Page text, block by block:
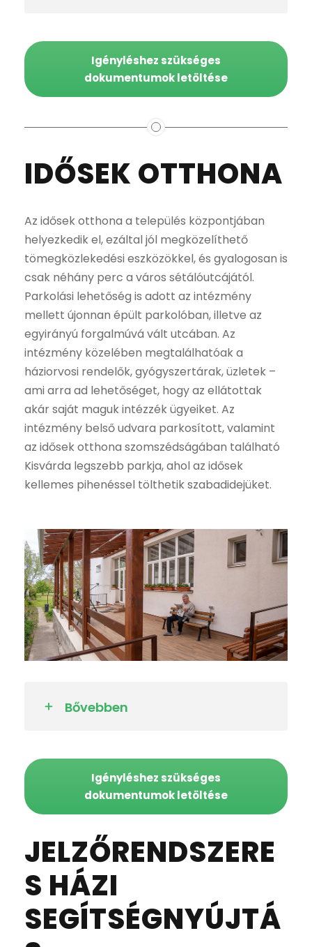
Igényléshez szükséges
dokumentumok letöltése
IDŐSEK OTTHONA
Az idősek otthona a település központjában
helyezkedik el, ezáltal jól megközelíthető
tömegközlekedési eszközökkel, és gyalogosan is
csak néhány perc a város sétálóutcájától.
Parkolási lehetőség is adott az intézmény
mellett újonnan épült parkolóban, illetve az
egyirányú forgalmúvá vált utcában. Az
intézmény közelében megtalálhatóak a
háziorvosi rendelők, gyógyszertárak, üzletek –
ami arra ad lehetőséget, hogy az ellátottak
akár saját maguk intézzék ügyeiket. Az
intézmény belső udvara parkosított, valamint
az idősek otthona szomszédságában található
Kisvárda legszebb parkja, ahol az idősek
kellemes pihenéssel tölthetik szabadidejüket.
Bővebben
Igényléshez szükséges
dokumentumok letöltése
JELZŐRENDSZERE
S HÁZI
SEGÍTSÉGNYÚJTÁ